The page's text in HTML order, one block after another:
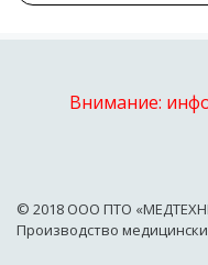
Внимание:
© 2018 OOO ПТО
Производство